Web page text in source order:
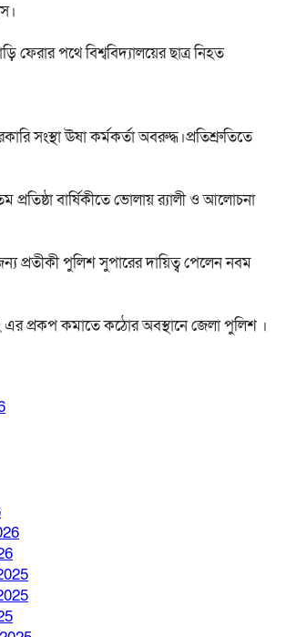
ফেরার পথে বিশ্ববিদ্যালয়ের ছাত্র নিহত
সংস্থা ঊষা কর্মকর্তা অবরুদ্ধ।প্রতিশ্রুতিতে
বার্ষিকীতে ভোলায় র‌্যালী ও আলোচনা
প্রতীকী পুলিশ সুপারের দায়িত্ব পেলেন নবম
এর প্রকপ কমাতে কঠোর অবস্থানে জেলা পুলিশ ।